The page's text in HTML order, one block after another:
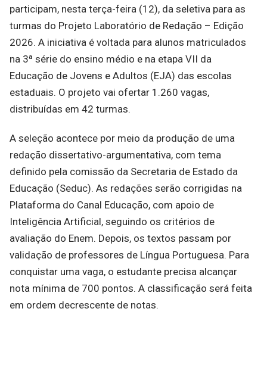
participam, nesta terça-feira (12), da seletiva para as
turmas do Projeto Laboratório de Redação – Edição
2026. A iniciativa é voltada para alunos matriculados
na 3ª série do ensino médio e na etapa VII da
Educação de Jovens e Adultos (EJA) das escolas
estaduais. O projeto vai ofertar 1.260 vagas,
distribuídas em 42 turmas.
A seleção acontece por meio da produção de uma
redação dissertativo-argumentativa, com tema
definido pela comissão da Secretaria de Estado da
Educação (Seduc). As redações serão corrigidas na
Plataforma do Canal Educação, com apoio de
Inteligência Artificial, seguindo os critérios de
avaliação do Enem. Depois, os textos passam por
validação de professores de Língua Portuguesa. Para
conquistar uma vaga, o estudante precisa alcançar
nota mínima de 700 pontos. A classificação será feita
em ordem decrescente de notas.